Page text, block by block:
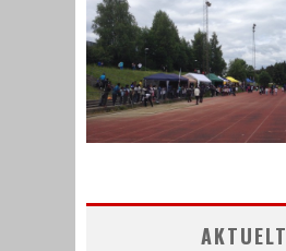
AKTUELT